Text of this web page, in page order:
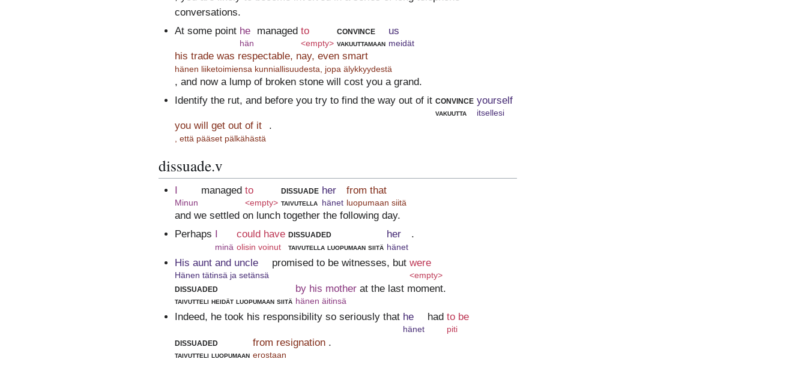
conversations.
At some point he
hän
managed to
<empty>
convince
vakuuttamaan
us
meidät
his trade was respectable, nay, even smart
hänen liiketoimiensa kunniallisuudesta, jopa älykkyydestä
, and now a lump of broken stone will cost you a grand.
Identify the rut, and before you try to find the way out of it convince
vakuutta
yourself
itsellesi
you will get out of it
, että pääset pälkähästä
.
dissuade.v
I
Minun
managed to
<empty>
dissuade
taivutella
her
hänet
from that
luopumaan siitä
and we settled on lunch together the following day.
Perhaps
minä
could have
olisin voinut
dissuaded
taivutella luopumaan siitä
her
hänet
.
His aunt and uncle
Hänen tätinsä ja setänsä
promised to be witnesses, but were
<empty>
dissuaded
taivutteli heidät luopumaan siitä
by his mother
hänen äitinsä
at the last moment.
Indeed, he took his responsibility so seriously that he
hänet
had to be
piti
dissuaded
taivutteli luopumaan
from resignation
erostaan
.